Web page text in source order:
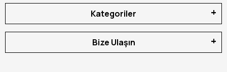
öyle bir alet lazım ki elektrik istemesin, torku yüksek
olsun, vidayı da sıksın ama kontrol tamamen bende
kalsın"derler. İşte o an biz usta işi teşhisimizi koyarız:
"Senin ilacın bir breyz matkap evlat; ama sadece
'çevirmeli matkap' deyip geçme, mandreni kaç çeneli?
Kategoriler
Bize Ulaşın